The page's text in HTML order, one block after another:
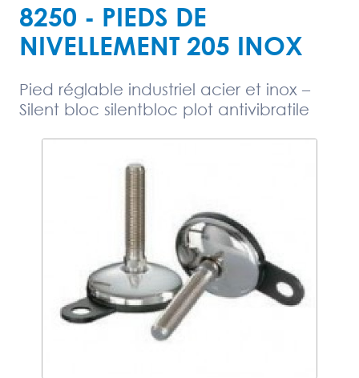
8250 - PIEDS DE
NIVELLEMENT 205 INOX
Pied réglable industriel acier et inox –
Silent bloc silentbloc plot antivibratile